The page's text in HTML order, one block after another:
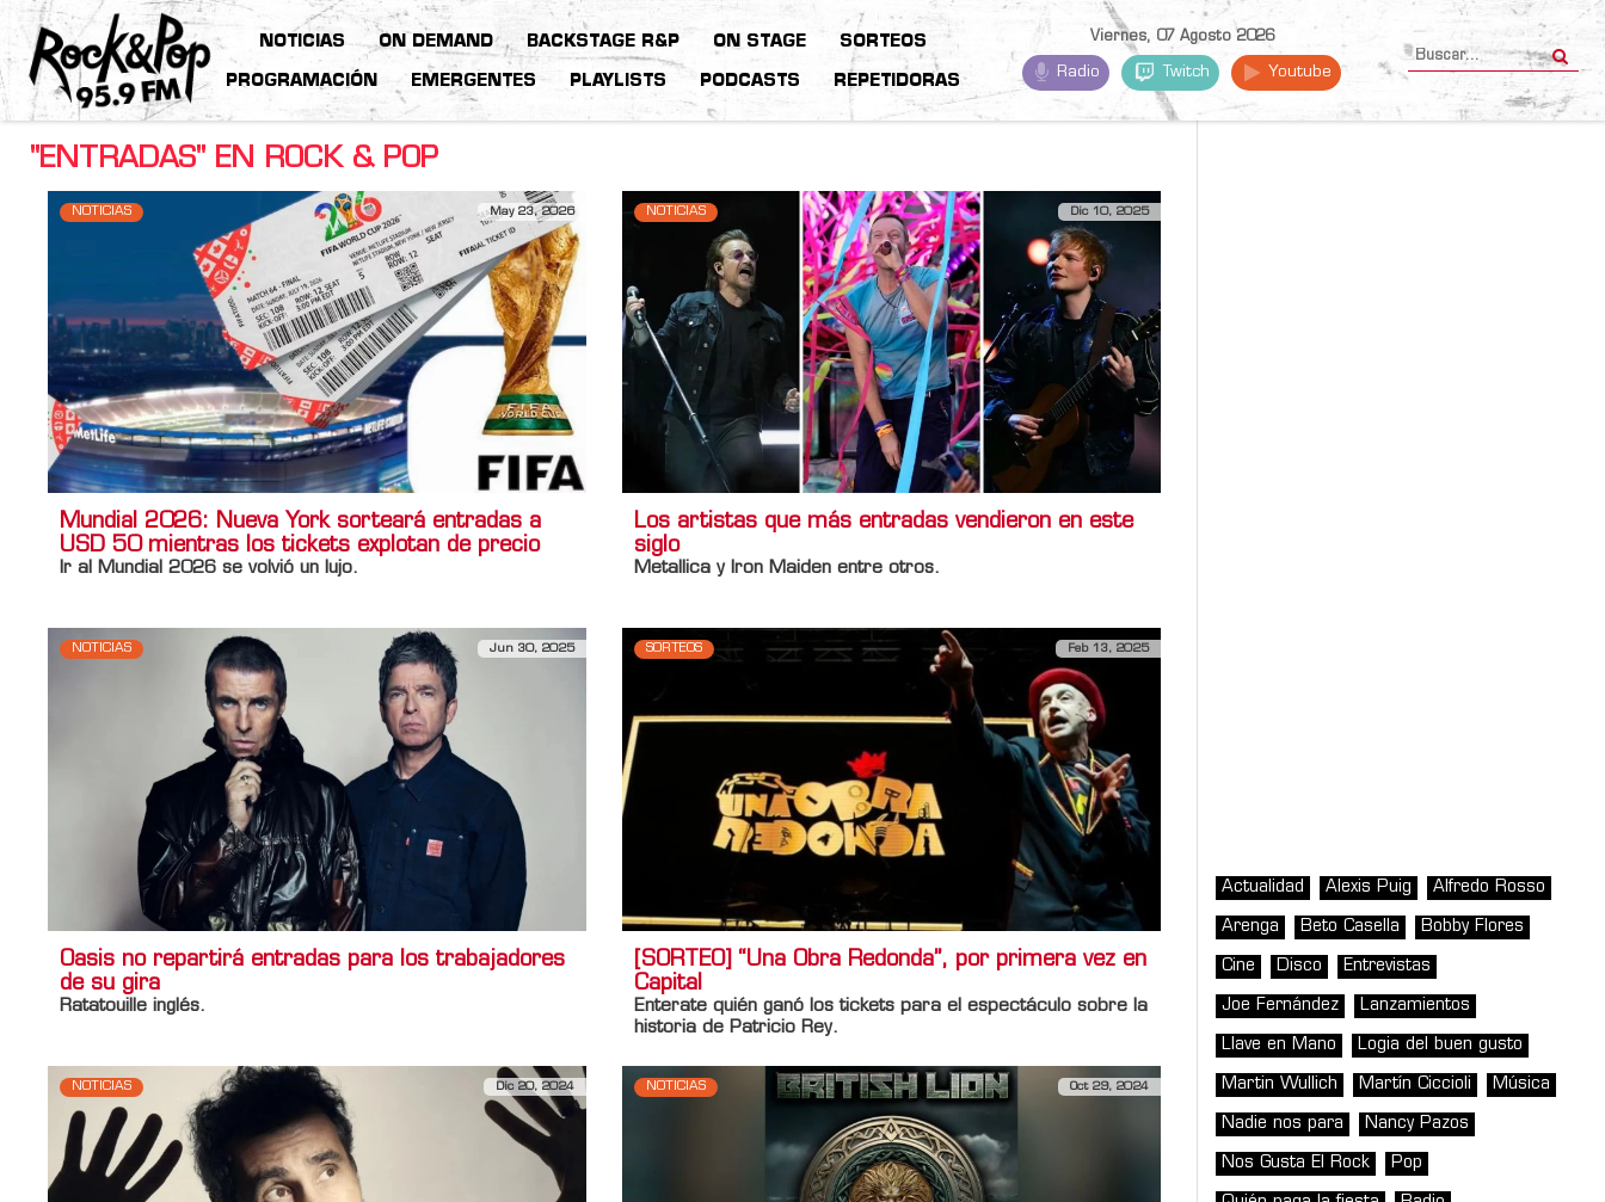
NOTICIAS ON DEMAND BACKSTAGE R&P ON STAGE SORTEOS
PROGRAMACIÓN EMERGENTES PLAYLISTS PODCASTS REPETIDORAS
Viernes, 07 Agosto 2026
Radio Twitch Youtube
"ENTRADAS" EN ROCK & POP
NOTICIAS May 23, 2026
Mundial 2026: Nueva York sorteará entradas a
USD 50 mientras los tickets explotan de precio
Ir al Mundial 2026 se volvió un lujo.
NOTICIAS Dic 10, 2025
Los artistas que más entradas vendieron en este
siglo
Metallica y Iron Maiden entre otros.
NOTICIAS Jun 30, 2025
Oasis no repartirá entradas para los trabajadores
de su gira
Ratatouille inglés.
SORTEOS Feb 13, 2025
[SORTEO] “Una Obra Redonda”, por primera vez en
Capital
Enterate quién ganó los tickets para el espectáculo sobre la
historia de Patricio Rey.
NOTICIAS Dic 20, 2024 NOTICIAS Oct 29, 2024
Actualidad Alexis Puig Alfredo Rosso
Arenga Beto Casella Bobby Flores
Cine Disco Entrevistas
Joe Fernández Lanzamientos
Llave en Mano Logia del buen gusto
Martin Wullich Martín Ciccioli Música
Nadie nos para Nancy Pazos
Nos Gusta El Rock Pop